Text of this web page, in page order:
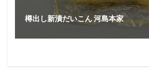
樽出し新漬だいこん 河島本家